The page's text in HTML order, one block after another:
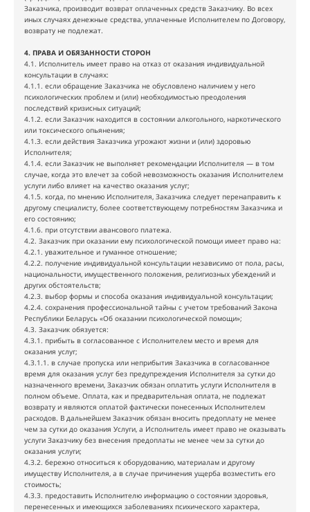
Заказчика, производит возврат оплаченных средств Заказчику. Во всех
иных случаях денежные средства, уплаченные Исполнителем по Договору,
возврату не подлежат.
4. ПРАВА И ОБЯЗАННОСТИ СТОРОН
4.1. Исполнитель имеет право на отказ от оказания индивидуальной
консультации в случаях:
4.1.1. если обращение Заказчика не обусловлено наличием у него
психологических проблем и (или) необходимостью преодоления
последствий кризисных ситуаций;
4.1.2. если Заказчик находится в состоянии алкогольного, наркотического
или токсического опьянения;
4.1.3. если действия Заказчика угрожают жизни и (или) здоровью
Исполнителя;
4.1.4. если Заказчик не выполняет рекомендации Исполнителя — в том
случае, когда это влечет за собой невозможность оказания Исполнителем
услуги либо влияет на качество оказания услуг;
4.1.5. когда, по мнению Исполнителя, Заказчика следует перенаправить к
другому специалисту, более соответствующему потребностям Заказчика и
его состоянию;
4.1.6. при отсутствии авансового платежа.
4.2. Заказчик при оказании ему психологической помощи имеет право на:
4.2.1. уважительное и гуманное отношение;
4.2.2. получение индивидуальной консультации независимо от пола, расы,
национальности, имущественного положения, религиозных убеждений и
других обстоятельств;
4.2.3. выбор формы и способа оказания индивидуальной консультации;
4.2.4. сохранения профессиональной тайны с учетом требований Закона
Республики Беларусь «Об оказании психологической помощи»;
4.3. Заказчик обязуется:
4.3.1. прибыть в согласованное с Исполнителем место и время для
оказания услуг;
4.3.1.1. в случае пропуска или неприбытия Заказчика в согласованное
время для оказания услуг без предупреждения Исполнителя за сутки до
назначенного времени, Заказчик обязан оплатить услуги Исполнителя в
полном объеме. Оплата, как и предварительная оплата, не подлежат
возврату и являются оплатой фактически понесенных Исполнителем
расходов. В дальнейшем Заказчик обязан вносить предоплату не менее
чем за сутки до оказания Услуги, а Исполнитель имеет право не оказывать
услуги Заказчику без внесения предоплаты не менее чем за сутки до
оказания услуги;
4.3.2. бережно относиться к оборудованию, материалам и другому
имуществу Исполнителя, а в случае причинения ущерба возместить его
стоимость;
4.3.3. предоставить Исполнителю информацию о состоянии здоровья,
перенесенных и имеющихся заболеваниях психического характера,